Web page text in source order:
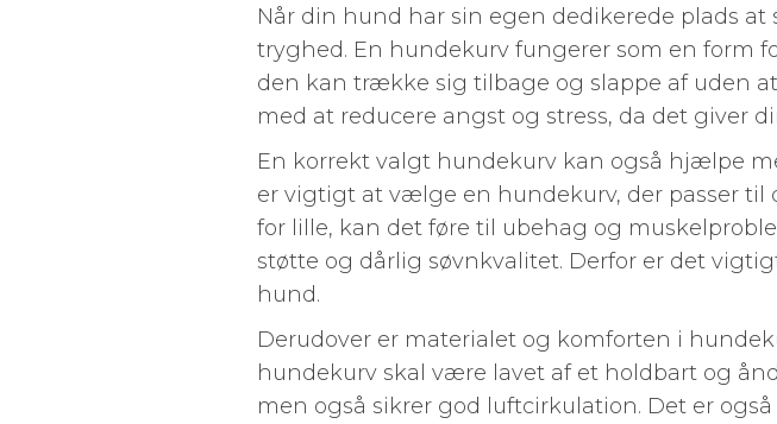
Når din hund har sin egen dedikerede plads
tryghed. En hundekurv fungerer som en form
den kan trække sig tilbage og slappe af uden
med at reducere angst og stress, da det giver
En korrekt valgt hundekurv kan også hjælpe
er vigtigt at vælge en hundekurv, der passer til
for lille, kan det føre til ubehag og
støtte og dårlig søvnkvalitet. Derfor er det
hund.
Derudover er materialet og komforten i
hundekurv skal være lavet af et holdbart og
men også sikrer god luftcirkulation. Det er